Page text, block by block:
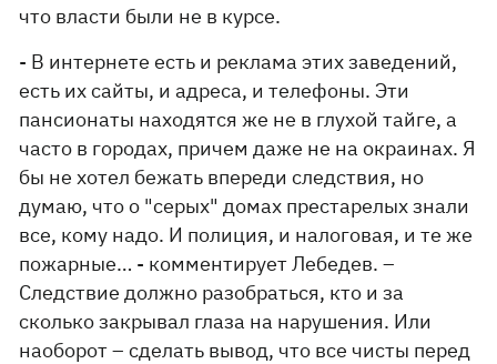
что власти были не в курсе.
- В интернете есть и реклама этих заведений,
есть их сайты, и адреса, и телефоны. Эти
пансионаты находятся же не в глухой тайге, а
часто в городах, причем даже не на окраинах. Я
бы не хотел бежать впереди следствия, но
думаю, что о "серых" домах престарелых знали
все, кому надо. И полиция, и налоговая, и те же
пожарные… - комментирует Лебедев. –
Следствие должно разобраться, кто и за
сколько закрывал глаза на нарушения. Или
наоборот – сделать вывод, что все чисты перед